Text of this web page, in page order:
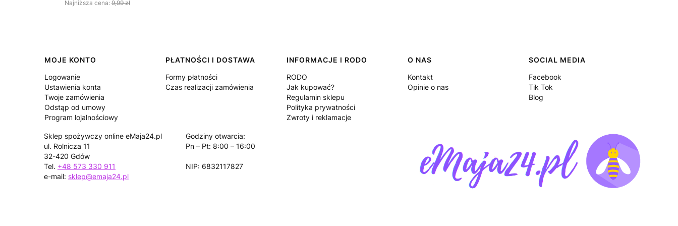
Najniższa cena: 9,99 zł
Linki w stopce
MOJE KONTO
Logowanie
Ustawienia konta
Twoje zamówienia
Odstąp od umowy
Program lojalnościowy
PŁATNOŚCI I DOSTAWA
Formy płatności
Czas realizacji zamówienia
INFORMACJE I RODO
RODO
Jak kupować?
Regulamin sklepu
Polityka prywatności
Zwroty i reklamacje
O NAS
Kontakt
Opinie o nas
SOCIAL MEDIA
Facebook
Tik Tok
Blog
Sklep spożywczy online eMaja24.pl
ul. Rolnicza 11
32-420 Gdów
Tel. +48 573 330 911
e-mail: sklep@emaja24.pl
Godziny otwarcia:
Pn – Pt: 8:00 – 16:00
NIP: 6832117827